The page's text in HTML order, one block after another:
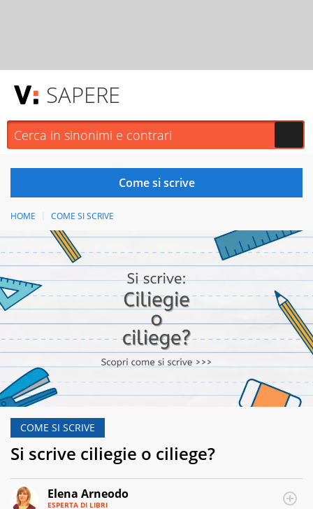
SAPERE
HOME COME SI SCRIVE
COME SI SCRIVE
Si scrive ciliegie o ciliege?
Elena Arneodo
ESPERTA DI LIBRI